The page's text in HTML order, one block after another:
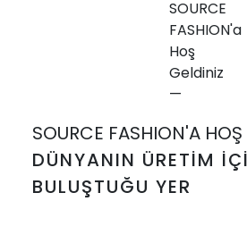
SOURCE FASHION'A
DÜNYANIN ÜRETIM
BULUŞTUĞU YER